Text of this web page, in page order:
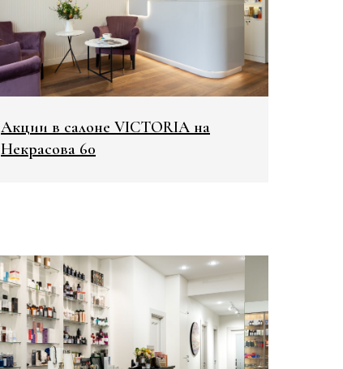
Акции в салоне VICTORIA на
Некрасова 60